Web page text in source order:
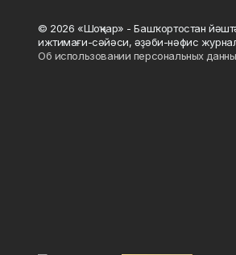
© 2026 «Шоңҡар» - Башҡортостан
ижтимағи-сәйәси, әҙәби-нәфис
Об использовании персональных